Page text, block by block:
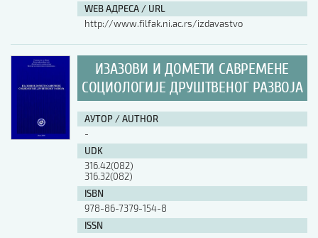
WEB АДРЕСА / URL
http://www.filfak.ni.ac.rs/izdavastvo
ИЗАЗОВИ И ДОМЕТИ САВРЕМЕНЕ
СОЦИОЛОГИЈЕ ДРУШТВЕНОГ РАЗВОЈА
АУТОР / AUTHOR
-
UDK
316.42(082)
316.32(082)
ISBN
978-86-7379-154-8
ISSN